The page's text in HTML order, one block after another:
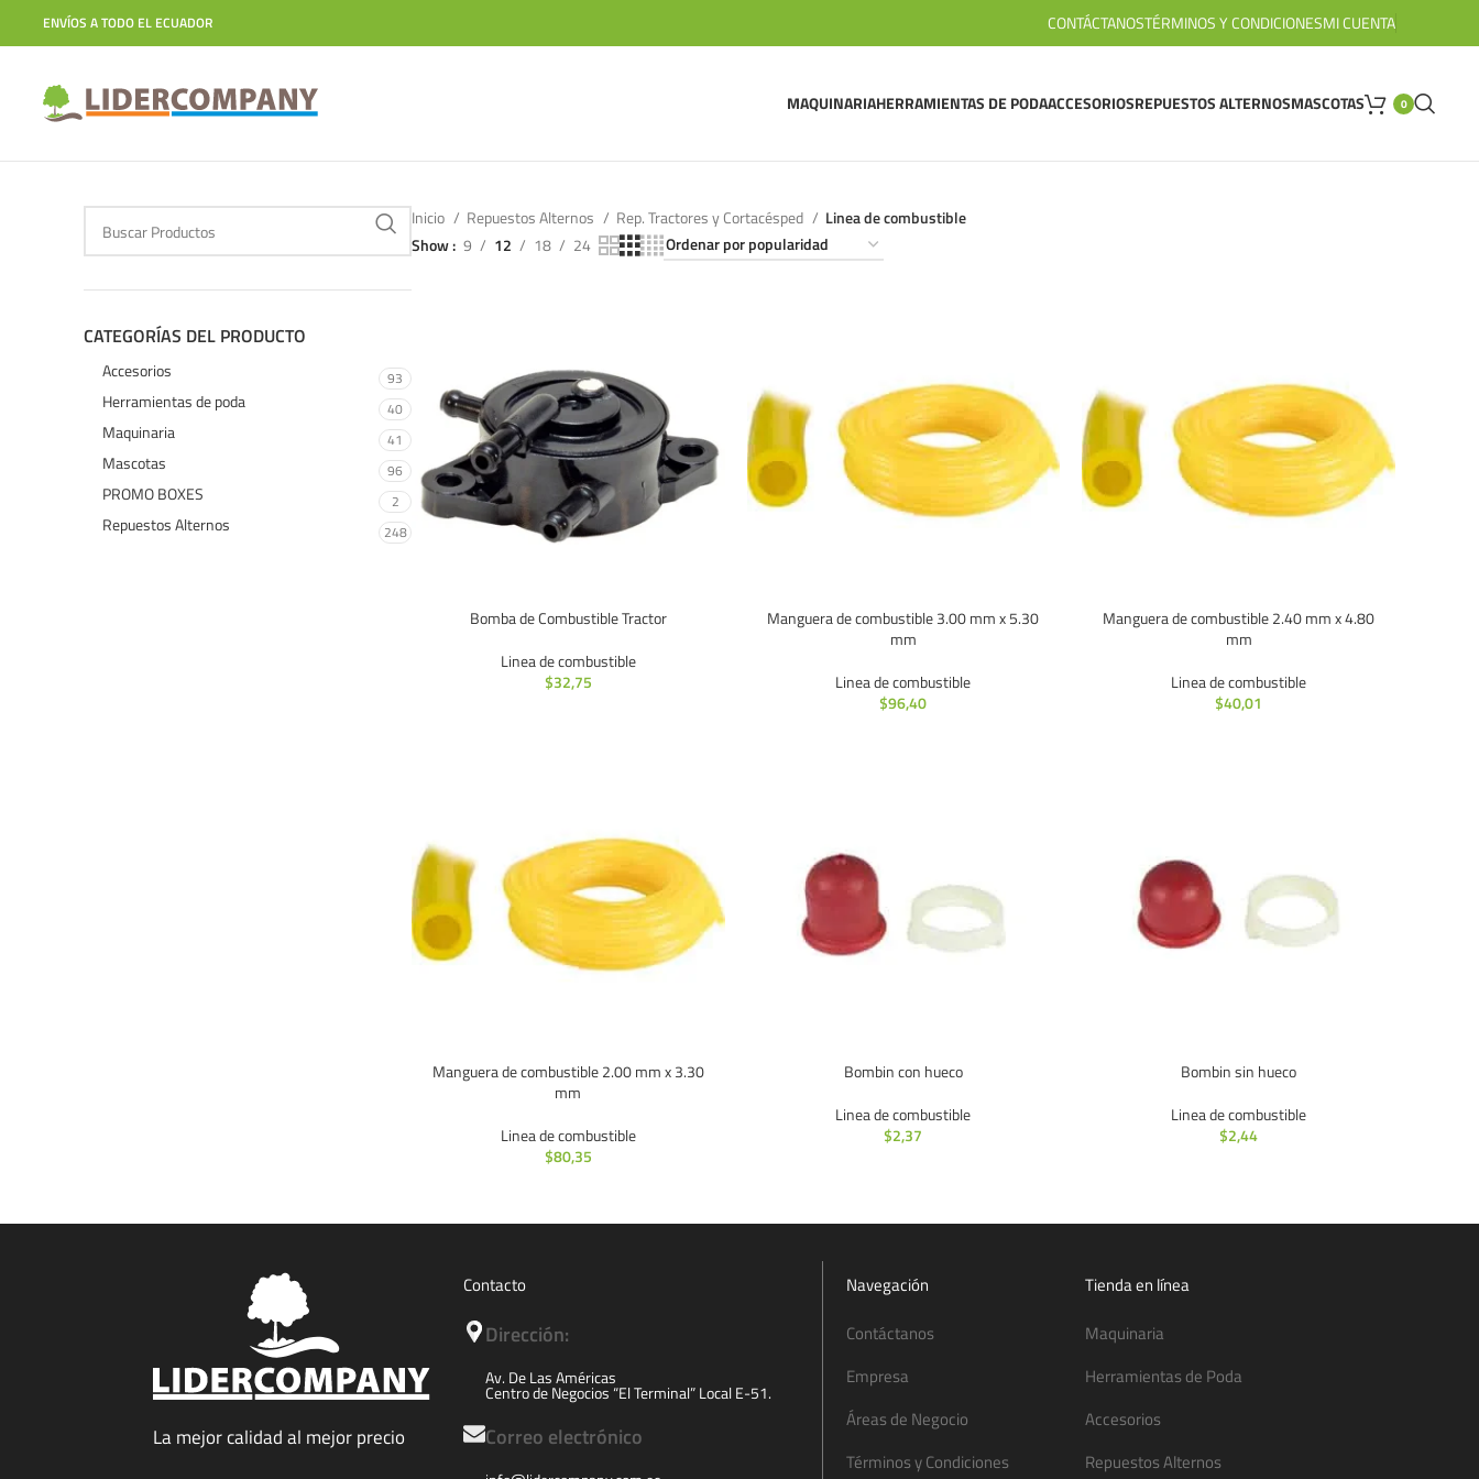
ENVÍOS A TODO EL ECUADOR CONTÁCTANOSTÉRMINOS Y CONDICIONESMI CUENTA
MAQUINARIAHERRAMIENTAS DE PODAACCESORIOSREPUESTOS ALTERNOSMASCOTAS 0
CATEGORÍAS DEL PRODUCTO
Accesorios 93
Herramientas de poda 40
Maquinaria 41
Mascotas 96
PROMO BOXES 2
Repuestos Alternos 248
Inicio Repuestos Alternos Rep. Tractores y Cortacésped
Linea de combustible
Show
9 12 18 24
Bomba de Combustible Tractor
Linea de combustible
$32,75
Manguera de combustible 3.00 mm x 5.30
mm
Linea de combustible
$96,40
Manguera de combustible 2.40 mm x 4.80
mm
Linea de combustible
$40,01
Manguera de combustible 2.00 mm x 3.30
mm
Linea de combustible
$80,35
Bombin con hueco
Linea de combustible
$2,37
Bombin sin hueco
Linea de combustible
$2,44
La mejor calidad al mejor precio
Contacto
Dirección:
Av. De Las Américas
Centro de Negocios “El Terminal” Local E-51.
Correo electrónico
Navegación
Contáctanos
Empresa
Áreas de Negocio
Términos y Condiciones
Tienda en línea
Maquinaria
Herramientas de Poda
Accesorios
Repuestos Alternos